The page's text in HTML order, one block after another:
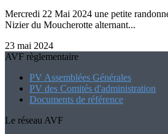
Mercredi 22 Mai 2024 une petite
Nizier du Moucherotte alternant...
23 mai 2024
AVF règlementaire
PV Assemblées Générales
PV des Comités d'administration
Documents de référence
Le réseau AVF